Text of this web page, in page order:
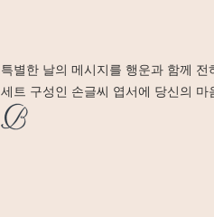
특별한 날의 메시지를 행운과 함께 전
세트 구성인 손글씨 엽서에 당신의